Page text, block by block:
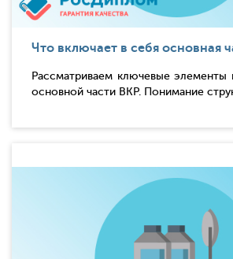
Что включает в себя основная
Рассматриваем ключевые
основной части ВКР. Понимание